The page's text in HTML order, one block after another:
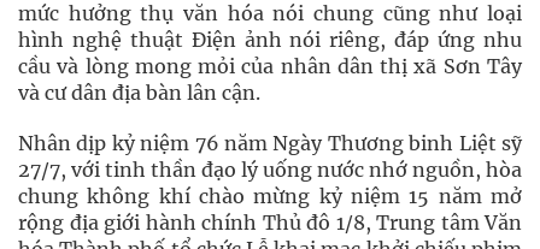
mức hưởng thụ văn hóa nói chung cũng như loại
hình nghệ thuật Điện ảnh nói riêng, đáp ứng nhu
cầu và lòng mong mỏi của nhân dân thị xã Sơn Tây
và cư dân địa bàn lân cận.
Nhân dịp kỷ niệm 76 năm Ngày Thương binh Liệt sỹ
27/7, với tinh thần đạo lý uống nước nhớ nguồn, hòa
chung không khí chào mừng kỷ niệm 15 năm mở
rộng địa giới hành chính Thủ đô 1/8, Trung tâm Văn